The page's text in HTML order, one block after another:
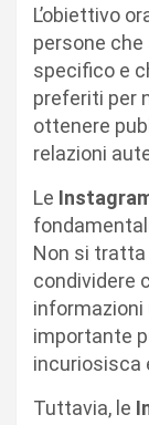
L’obiettivo
persone
specifico e
preferiti per
ottenere
relazioni
Le
Non si tratta
condividere
importante
incuriosisca
Tuttavia, le